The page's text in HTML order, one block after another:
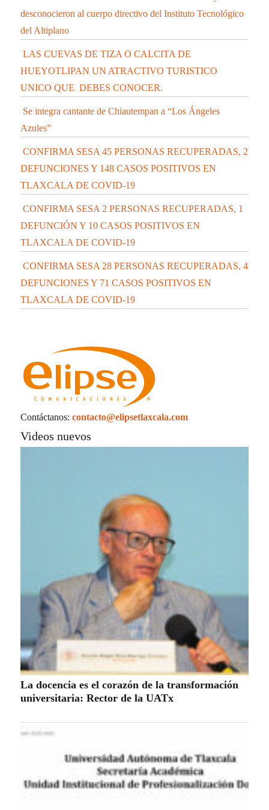
desconocieron al cuerpo directivo del Instituto Tecnológico
del Altiplano
LAS CUEVAS DE TIZA O CALCITA DE
HUEYOTLIPAN UN ATRACTIVO TURISTICO
UNICO QUE DEBES CONOCER.
Se integra cantante de Chiautempan a “Los Ángeles
Azules”
CONFIRMA SESA 45 PERSONAS RECUPERADAS, 2
DEFUNCIONES Y 148 CASOS POSITIVOS EN
TLAXCALA DE COVID-19
CONFIRMA SESA 2 PERSONAS RECUPERADAS, 1
DEFUNCIÓN Y 10 CASOS POSITIVOS EN
TLAXCALA DE COVID-19
CONFIRMA SESA 28 PERSONAS RECUPERADAS, 4
DEFUNCIONES Y 71 CASOS POSITIVOS EN
TLAXCALA DE COVID-19
Contáctanos: contacto@elipsetlaxcala.com
Videos nuevos
La docencia es el corazón de la transformación
universitaria: Rector de la UATx